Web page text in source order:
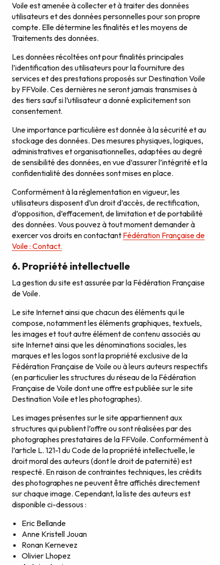
Voile est amenée à collecter et à traiter des données
utilisateurs et des données personnelles pour son propre
compte. Elle détermine les finalités et les moyens de
Traitements des données.
Les données récoltées ont pour finalités principales
l’identification des utilisateurs pour la fourniture des
services et des prestations proposés sur Destination Voile
by FFVoile. Ces dernières ne seront jamais transmises à
des tiers sauf si l’utilisateur a donné explicitement son
consentement.
Une importance particulière est donnée à la sécurité et au
stockage des données. Des mesures physiques, logiques,
administratives et organisationnelles, adaptées au degré
de sensibilité des données, en vue d’assurer l’intégrité et la
confidentialité des données sont mises en place.
Conformément à la réglementation en vigueur, les
utilisateurs disposent d’un droit d’accès, de rectification,
d’opposition, d’effacement, de limitation et de portabilité
des données. Vous pouvez à tout moment demander à
exercer vos droits en contactant Fédération Française de
Voile : Contact.
6. Propriété intellectuelle
La gestion du site est assurée par la Fédération Française
de Voile.
Le site Internet ainsi que chacun des éléments qui le
compose, notamment les éléments graphiques, textuels,
les images et tout autre élément de contenu associés au
site Internet ainsi que les dénominations sociales, les
marques et les logos sont la propriété exclusive de la
Fédération Française de Voile ou à leurs auteurs respectifs
(en particulier les structures du réseau de la Fédération
Française de Voile dont une offre est publiée sur le site
Destination Voile et les photographes).
Les images présentes sur le site appartiennent aux
structures qui publient l’offre ou sont réalisées par des
photographes prestataires de la FFVoile. Conformément à
l’article L. 121-1 du Code de la propriété intellectuelle, le
droit moral des auteurs (dont le droit de paternité) est
respecté. En raison de contraintes techniques, les crédits
des photographes ne peuvent être affichés directement
sur chaque image. Cependant, la liste des auteurs est
disponible ci-dessous :
Eric Bellande
Anne Kristell Jouan
Ronan Kernevez
Olivier Lhopez